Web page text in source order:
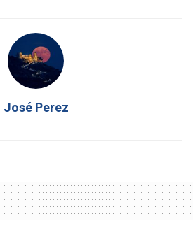
José Perez